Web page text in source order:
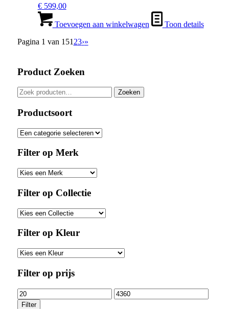
€599,00
Toevoegen aan winkelwagen
Toon details
Pagina 1 van 151 23›»
Product Zoeken
Zoeken
naar:
Zoeken
Productsoort
Filter op Merk
Filter op Collectie
Filter op Kleur
Filter op prijs
Min.
prijs
Max.
prijs
Filter